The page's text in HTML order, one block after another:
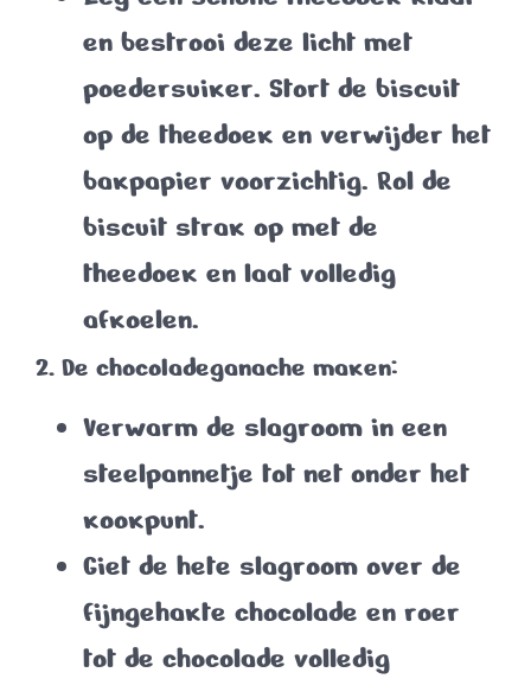
en bestrooi deze licht met
poedersuiker. Stort de biscuit
op de theedoek en verwijder het
bakpapier voorzichtig. Rol de
biscuit strak op met de
theedoek en laat volledig
afkoelen.
2. De chocoladeganache maken:
Verwarm de slagroom in een
steelpannetje tot net onder het
kookpunt.
Giet de hete slagroom over de
fijngehakte chocolade en roer
tot de chocolade volledig